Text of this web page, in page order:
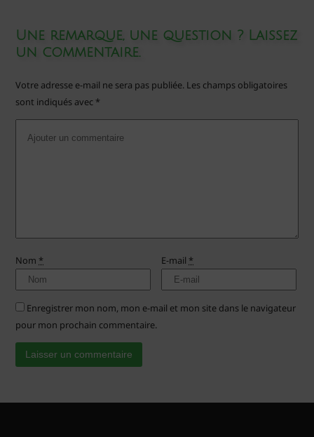
Une remarque, une question ? Laissez
un commentaire.
Votre adresse e-mail ne sera pas publiée. Les champs obligatoires
sont indiqués avec *
Nom * E-mail *
Enregistrer mon nom, mon e-mail et mon site dans le navigateur
pour mon prochain commentaire.